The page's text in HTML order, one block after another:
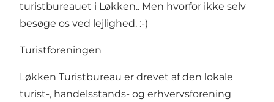
turistbureauet i Løkken.. Men hvorfor ikke selv
besøge os ved lejlighed. :-)
Turistforeningen
Løkken Turistbureau er drevet af den lokale
turist-, handelsstands- og erhvervsforening